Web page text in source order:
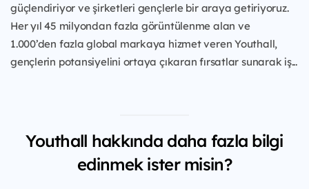
güçlendiriyor ve şirketleri gençlerle bir araya getiriyoruz.
Her yıl 45 milyondan fazla görüntülenme alan ve
1.000’den fazla global markaya hizmet veren Youthall,
gençlerin potansiyelini ortaya çıkaran fırsatlar sunarak iş...
Youthall hakkında daha fazla bilgi
edinmek ister misin?